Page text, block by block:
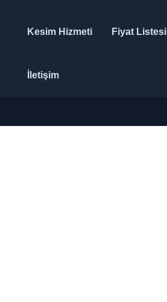
Kesim Hizmeti Fiyat Listesi
İletişim